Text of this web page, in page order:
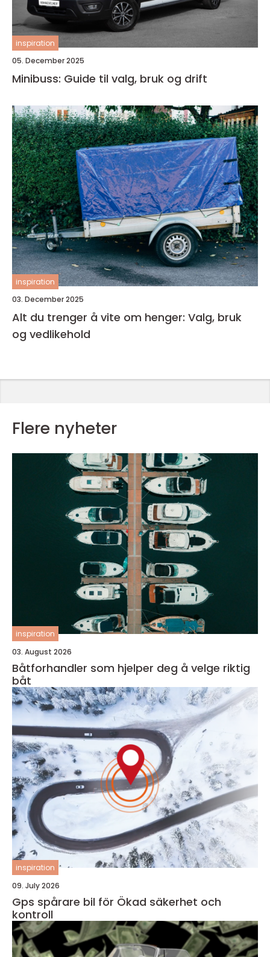
inspiration
05. December 2025
Minibuss: Guide til valg, bruk og drift
inspiration
03. December 2025
Alt du trenger å vite om henger: Valg, bruk
og vedlikehold
Flere nyheter
inspiration
03. August 2026
Båtforhandler som hjelper deg å velge riktig
båt
inspiration
09. July 2026
Gps spårare bil för Ökad säkerhet och
kontroll